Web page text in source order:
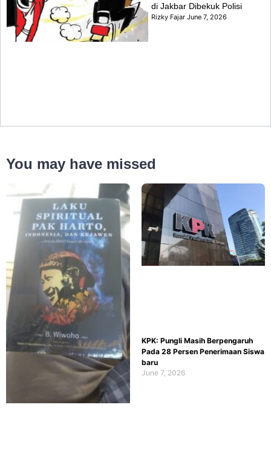
di Jakbar Dibekuk Polisi
Rizky FajarJune 7, 2026
You may have missed
KPK: Pungli Masih Berpengaruh
Pada 28 Persen Penerimaan Siswa
baru
June 7, 2026